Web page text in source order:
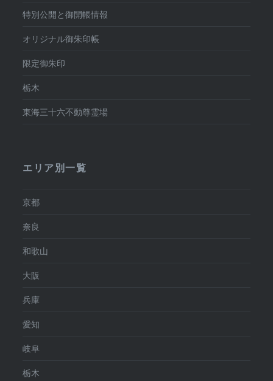
特別公開と御開帳情報
オリジナル御朱印帳
限定御朱印
栃木
東海三十六不動尊霊場
エリア別一覧
京都
奈良
和歌山
大阪
兵庫
愛知
岐阜
栃木